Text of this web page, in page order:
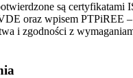
są certyfikatami
oraz wpisem PTPiREE
i zgodności z